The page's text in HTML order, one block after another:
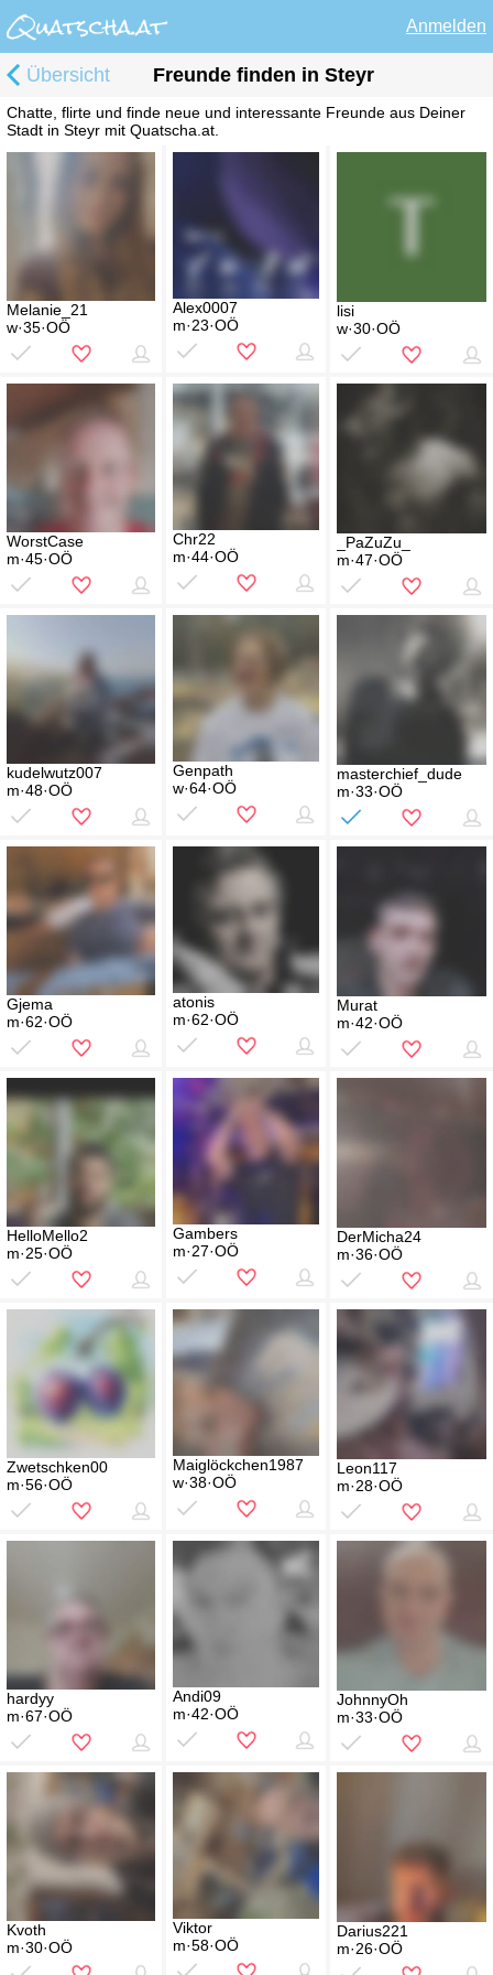
Anmelden
Übersicht Freunde finden in Steyr
Chatte, flirte und finde neue und interessante Freunde aus Deiner
Stadt in Steyr mit Quatscha.at.
Melanie_21
w·35·OÖ
Alex0007
m·23·OÖ
lisi
w·30·OÖ
WorstCase
m·45·OÖ
Chr22
m·44·OÖ
_PaZuZu_
m·47·OÖ
kudelwutz007
m·48·OÖ
Genpath
w·64·OÖ
masterchief_dude
m·33·OÖ
Gjema
m·62·OÖ
atonis
m·62·OÖ
Murat
m·42·OÖ
HelloMello2
m·25·OÖ
Gambers
m·27·OÖ
DerMicha24
m·36·OÖ
Zwetschken00
m·56·OÖ
Maiglöckchen1987
w·38·OÖ
Leon117
m·28·OÖ
hardyy
m·67·OÖ
Andi09
m·42·OÖ
JohnnyOh
m·33·OÖ
Kvoth
m·30·OÖ
Viktor
m·58·OÖ
Darius221
m·26·OÖ